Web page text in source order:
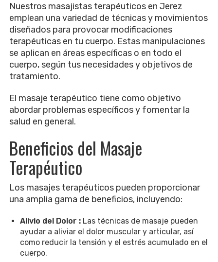
Nuestros masajistas terapéuticos en Jerez
emplean una variedad de técnicas y movimientos
diseñados para provocar modificaciones
terapéuticas en tu cuerpo. Estas manipulaciones
se aplican en áreas específicas o en todo el
cuerpo, según tus necesidades y objetivos de
tratamiento.
El masaje terapéutico tiene como objetivo
abordar problemas específicos y fomentar la
salud en general.
Beneficios del Masaje
Terapéutico
Los masajes terapéuticos pueden proporcionar
una amplia gama de beneficios, incluyendo:
Alivio del Dolor :Las técnicas de masaje pueden
ayudar a aliviar el dolor muscular y articular, así
como reducir la tensión y el estrés acumulado en el
cuerpo.